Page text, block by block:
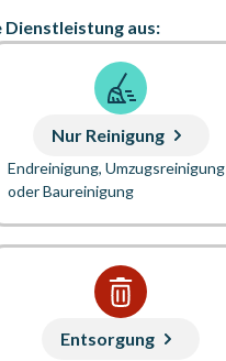
Dienstleistung aus:
Nur Reinigung
Endreinigung, Umzugsreinigung
oder Baureinigung
Entsorgung